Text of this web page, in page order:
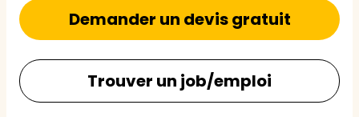
Demander un devis gratuit
Trouver un job/emploi